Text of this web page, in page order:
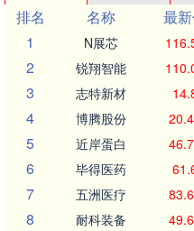
排名
名称 最
1
N展芯
2 锐翔智能
3 志特新材
4 博腾股份
5 近岸蛋白
6 毕得医药
7 五洲医疗
8 耐科装备